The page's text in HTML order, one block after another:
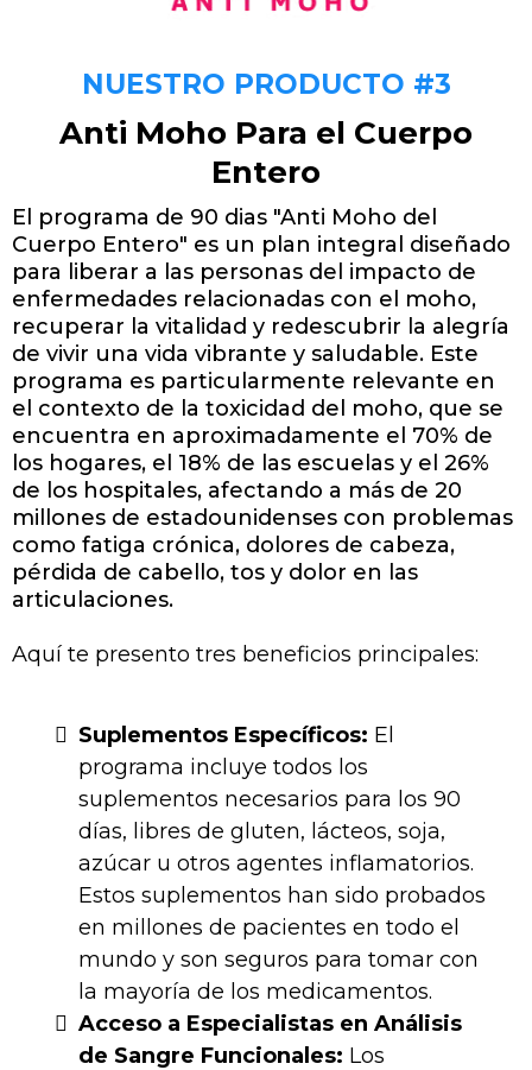
NUESTRO PRODUCTO #3
Anti Moho Para el Cuerpo
Entero
El programa de 90 dias "Anti Moho del
Cuerpo Entero" es un plan integral diseñado
para liberar a las personas del impacto de
enfermedades relacionadas con el moho,
recuperar la vitalidad y redescubrir la alegría
de vivir una vida vibrante y saludable. Este
programa es particularmente relevante en
el contexto de la toxicidad del moho, que se
encuentra en aproximadamente el 70% de
los hogares, el 18% de las escuelas y el 26%
de los hospitales, afectando a más de 20
millones de estadounidenses con problemas
como fatiga crónica, dolores de cabeza,
pérdida de cabello, tos y dolor en las
articulaciones​​.
Aquí te presento tres beneficios principales:
Suplementos Específicos: El
programa incluye todos los
suplementos necesarios para los 90
días, libres de gluten, lácteos, soja,
azúcar u otros agentes inflamatorios.
Estos suplementos han sido probados
en millones de pacientes en todo el
mundo y son seguros para tomar con
la mayoría de los medicamentos​​.
Acceso a Especialistas en Análisis
de Sangre Funcionales: Los